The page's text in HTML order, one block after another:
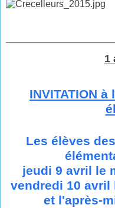
1
INVITATION
Les élèves
jeudi 9 avril le
vendredi 10 avril
et l'après-